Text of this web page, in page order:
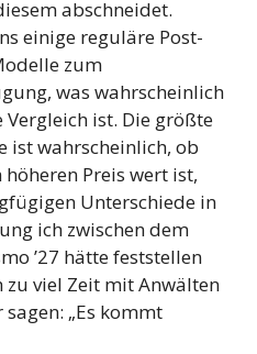
abschneidet.
einige reguläre Post-
zum
was wahrscheinlich
ist. Die größte
ist wahrscheinlich, ob
Preis wert ist,
Unterschiede in
ich zwischen dem
’27 hätte feststellen
zu viel Zeit mit Anwälten
„Es kommt